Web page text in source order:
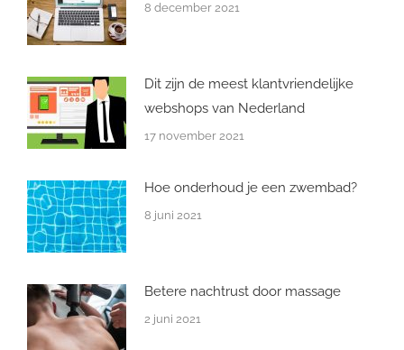
8 december 2021
Dit zijn de meest klantvriendelijke
webshops van Nederland
17 november 2021
Hoe onderhoud je een zwembad?
8 juni 2021
Betere nachtrust door massage
2 juni 2021